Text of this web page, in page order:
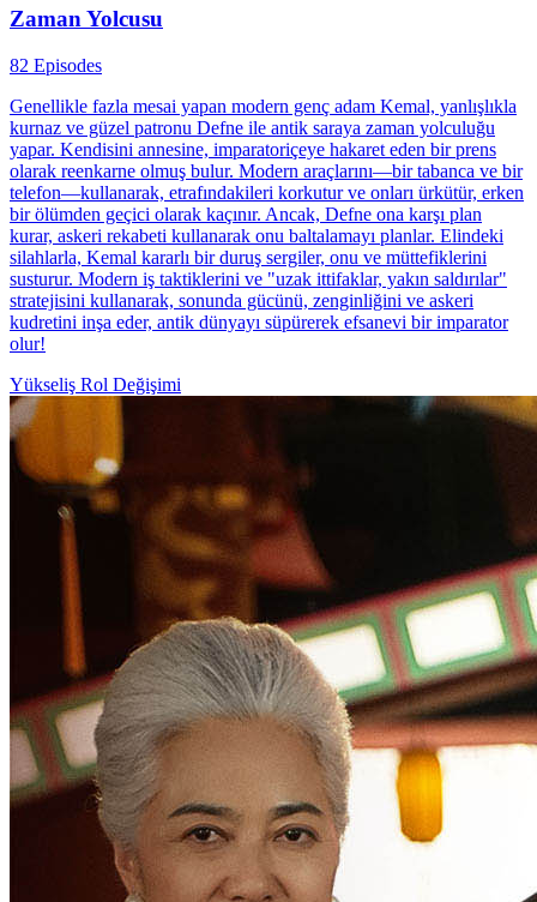
Zaman Yolcusu
82 Episodes
Genellikle fazla mesai yapan modern genç adam Kemal, yanlışlıkla
kurnaz ve güzel patronu Defne ile antik saraya zaman yolculuğu
yapar. Kendisini annesine, imparatoriçeye hakaret eden bir prens
olarak reenkarne olmuş bulur. Modern araçlarını—bir tabanca ve bir
telefon—kullanarak, etrafındakileri korkutur ve onları ürkütür, erken
bir ölümden geçici olarak kaçınır. Ancak, Defne ona karşı plan
kurar, askeri rekabeti kullanarak onu baltalamayı planlar. Elindeki
silahlarla, Kemal kararlı bir duruş sergiler, onu ve müttefiklerini
susturur. Modern iş taktiklerini ve "uzak ittifaklar, yakın saldırılar"
stratejisini kullanarak, sonunda gücünü, zenginliğini ve askeri
kudretini inşa eder, antik dünyayı süpürerek efsanevi bir imparator
olur!
Yükseliş Rol Değişimi